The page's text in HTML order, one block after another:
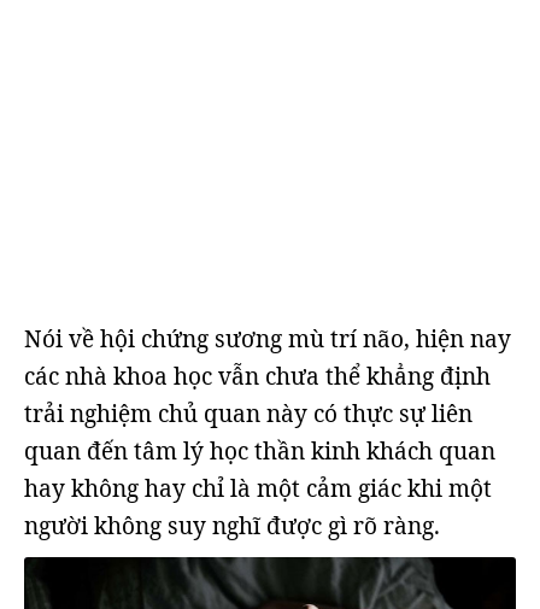
Nói về hội chứng sương mù trí não, hiện nay
các nhà khoa học vẫn chưa thể khẳng định
trải nghiệm chủ quan này có thực sự liên
quan đến tâm lý học thần kinh khách quan
hay không hay chỉ là một cảm giác khi một
người không suy nghĩ được gì rõ ràng.